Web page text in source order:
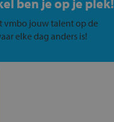
ben je op je plek!
vmbo jouw talent op de
elke dag anders is!